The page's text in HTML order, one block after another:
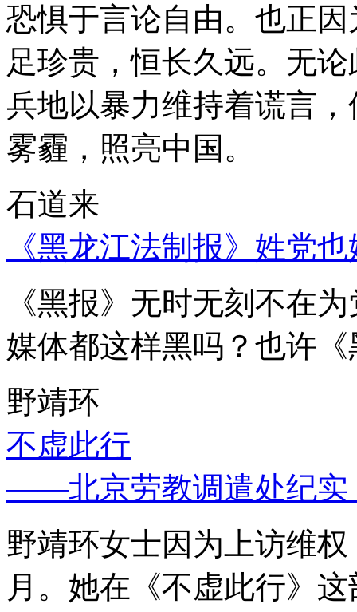
恐惧于言论自由。也正
足珍贵，恒长久远。无
兵地以暴力维持着谎言
雾霾，照亮中国。
石道来
《黑龙江法制报》姓党
《黑报》无时无刻不在
媒体都这样黑吗？也许
野靖环
不虚此行
——北京劳教调遣处纪实
野靖环女士因为上访维
月。她在《不虚此行》